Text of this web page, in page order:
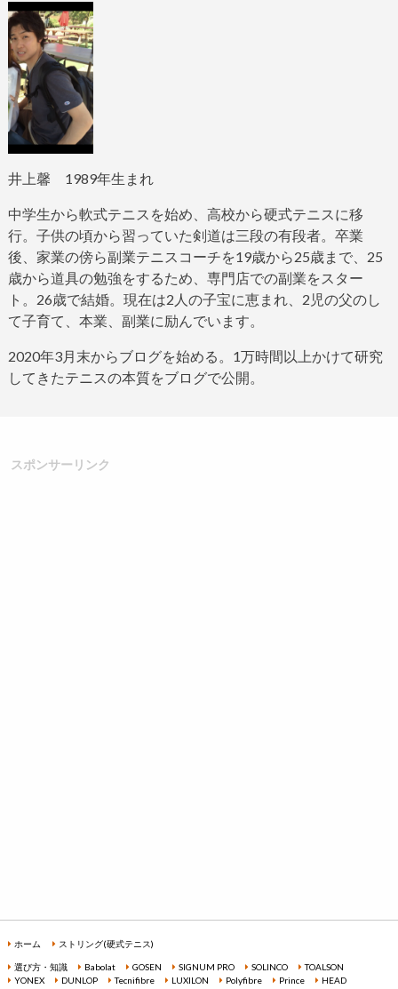
井上馨 1989年生まれ
中学生から軟式テニスを始め、高校から硬式テニスに移
行。子供の頃から習っていた剣道は三段の有段者。 卒業
後、家業の傍ら副業テニスコーチを19歳から25歳まで、 25
歳から道具の勉強をするため、専門店での副業をスター
ト。 26歳で結婚。現在は2 人の子宝に恵まれ、 2 児の父のし
て子育て、本業、副業に励んでいます。
2020年3月末からブログを始める。 1万時間以上かけて研究
してきたテニスの本質をブログで公開。
スポンサーリンク
ホーム ストリング(硬式テニス)
選び方・知識 Babolat GOSEN SIGNUM PRO SOLINCO
TOALSON
YONEX
DUNLOP Tecnifibre LUXILON Polyfibre Prince
HEAD